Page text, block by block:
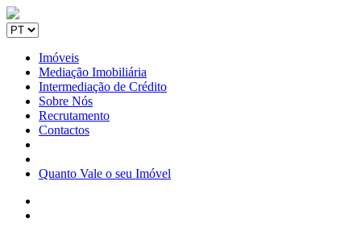
Imóveis
Mediação Imobiliária
Intermediação de Crédito
Sobre Nós
Recrutamento
Contactos
Quanto Vale o seu Imóvel